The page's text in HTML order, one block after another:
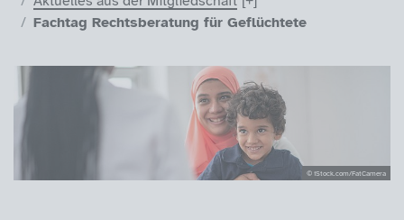
Fachtag Rechtsberatung für Geflüchtete
© iStock.com/FatCamera